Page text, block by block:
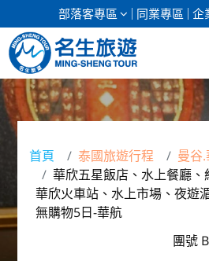
部落客專區 同業專區 企
清倉促銷
日本專館
郵輪假期
海島假期
首頁 泰國旅遊行程
曼谷
華欣五星飯店、水上餐廳、
華欣火車站、水上市場、夜遊
無購物5日-華航
團號